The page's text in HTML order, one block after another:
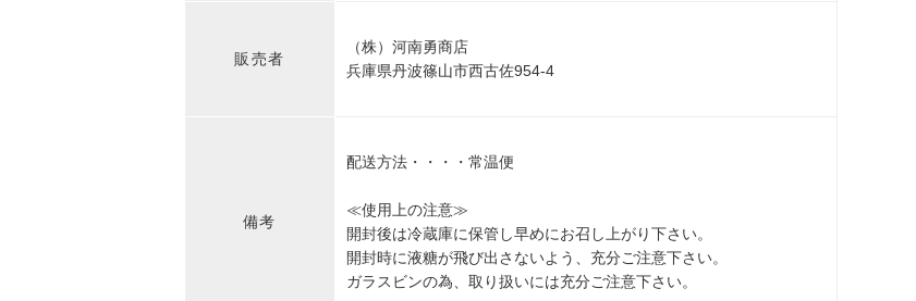
販売者
（株）河南勇商店
兵庫県丹波篠山市西古佐954-4
備考
配送方法・・・・常温便
≪使用上の注意≫
開封後は冷蔵庫に保管し早めにお召し上がり下さい。
開封時に液糖が飛び出さないよう、充分ご注意下さい。
ガラスビンの為、取り扱いには充分ご注意下さい。